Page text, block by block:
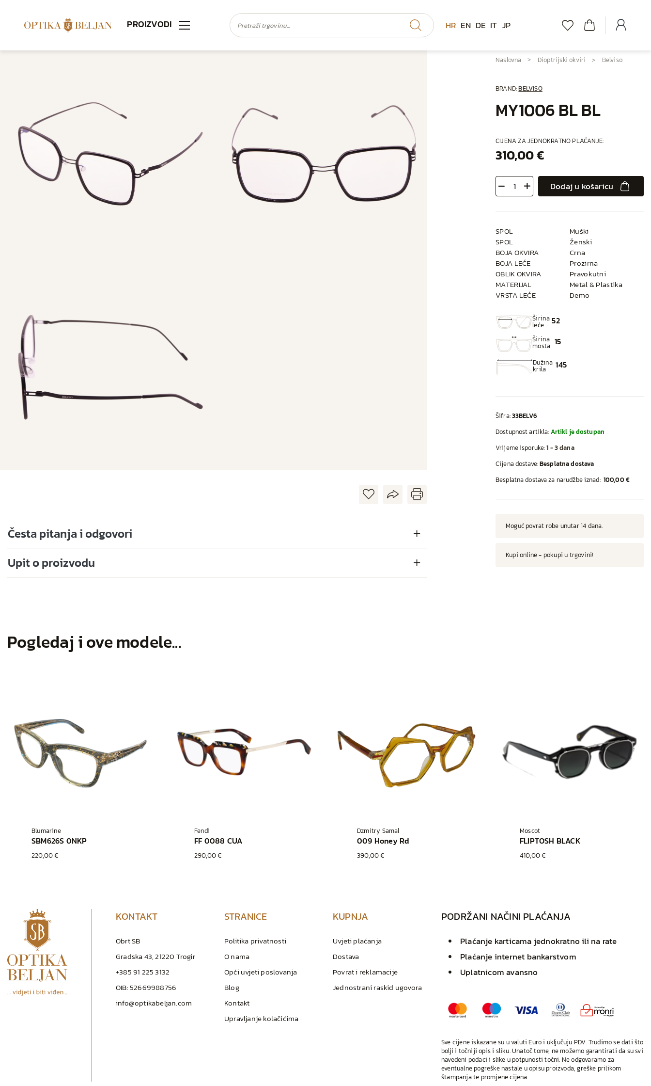
PROIZVODI HR EN DE IT JP
Česta pitanja i odgovori
Upit o proizvodu
Naslovna Dioptrijski okviri Belviso
BRAND:BELVISO
MY1006 BL BL
CIJENA ZA JEDNOKRATNO PLAĆANJE:
310,00 €
Dodaj u košaricu
SPOL
Muški
SPOL
Ženski
BOJA OKVIRA
Crna
BOJA LEĆE
Prozirna
OBLIK OKVIRA
Pravokutni
MATERIJAL
Metal & Plastika
VRSTA LEĆE
Demo
Širina
leće 52
Širina
mosta 15
Dužina
krila 145
Šifra:33BELV6
Dostupnost artikla: Artikl je dostupan
Vrijeme isporuke:1 - 3 dana
Cijena dostave:Besplatna dostava
Besplatna dostava za narudžbe iznad: 100,00 €
Moguć povrat robe unutar 14 dana.
Kupi online - pokupi u trgovini!
Pogledaj i ove modele...
Blumarine
SBM626S 0NKP
220,00 €
Fendi
FF 0088 CUA
290,00 €
Dzmitry Samal
009 Honey Rd
390,00 €
Moscot
FLIPTOSH BLACK
410,00 €
KONTAKT
Obrt SB
Gradska 43, 21220 Trogir
+385 91 225 3132
OIB: 52669988756
info@optikabeljan.com
STRANICE
Politika privatnosti
O nama
Opći uvjeti poslovanja
Blog
Kontakt
Upravljanje kolačićima
KUPNJA
Uvjeti plaćanja
Dostava
Povrat i reklamacije
Jednostrani raskid ugovora
PODRŽANI NAČINI PLAĆANJA
Plaćanje karticama jednokratno ili na rate
Plaćanje internet bankarstvom
Uplatnicom avansno
Sve cijene iskazane su u valuti Euro i uključuju PDV. Trudimo se dati što
bolji i točniji opis i sliku. Unatoč tome, ne možemo garantirati da su svi
navedeni podaci i slike u potpunosti točni. Ne odgovaramo za
eventualne pogreške nastale u opisu proizvoda, greške prilikom
štampanja te promjene cijena.